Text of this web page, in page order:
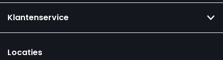
Klantenservice
Locaties